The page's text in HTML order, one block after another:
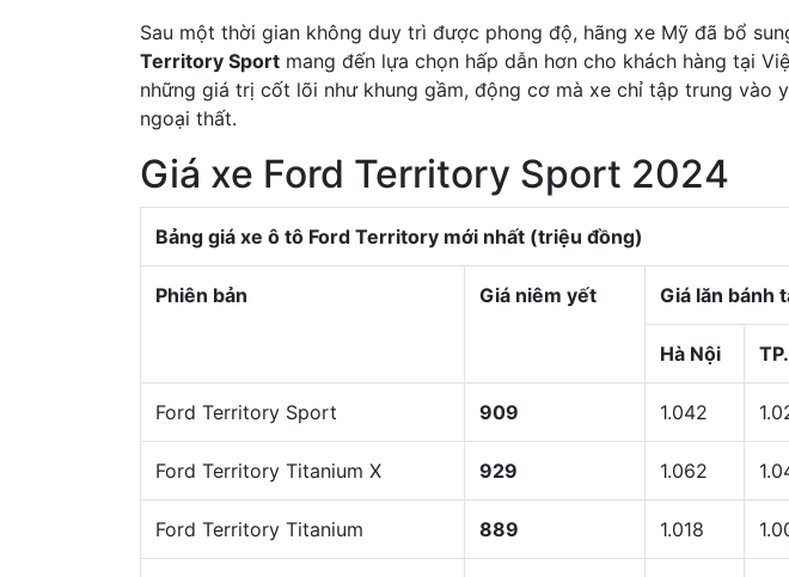
Sau một thời gian không duy trì được phong độ, hãng xe Mỹ đã bổ
Territory Sport mang đến lựa chọn hấp dẫn hơn cho khách hàng tại
những giá trị cốt lõi như khung gầm, động cơ mà xe chỉ tập trung vào
ngoại thất.
Giá xe Ford Territory Sport 2024
Bảng giá xe ô tô Ford Territory mới nhất (triệu đồng)
Phiên bản Giá niêm yết Giá lăn bánh
Hà Nội
Ford Territory Sport 909 1.042
Ford Territory Titanium X 929 1.062
Ford Territory Titanium 889 1.018